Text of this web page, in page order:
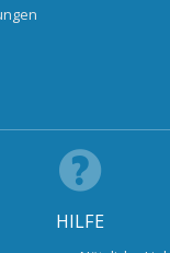
HILFE